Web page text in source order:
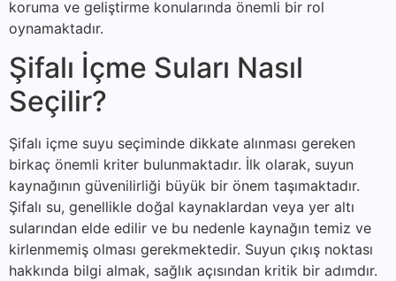
koruma ve geliştirme konularında önemli bir rol
oynamaktadır.
Şifalı İçme Suları Nasıl
Seçilir?
Şifalı içme suyu seçiminde dikkate alınması gereken
birkaç önemli kriter bulunmaktadır. İlk olarak, suyun
kaynağının güvenilirliği büyük bir önem taşımaktadır.
Şifalı su, genellikle doğal kaynaklardan veya yer altı
sularından elde edilir ve bu nedenle kaynağın temiz ve
kirlenmemiş olması gerekmektedir. Suyun çıkış noktası
hakkında bilgi almak, sağlık açısından kritik bir adımdır.